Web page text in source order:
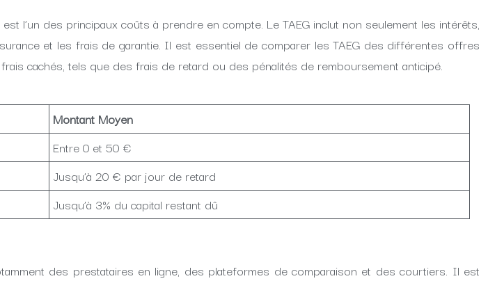
l’un des principaux coûts à prendre en compte. Le TAEG inclut non seulement les intérêts,
et les frais de garantie. Il est essentiel de comparer les TAEG des différentes offres
cachés, tels que des frais de retard ou des pénalités de remboursement anticipé.
Montant Moyen
Entre 0 et 50 €
Jusqu’à 20 € par jour de retard
Jusqu’à 3% du capital restant dû
des prestataires en ligne, des plateformes de comparaison et des courtiers. Il est